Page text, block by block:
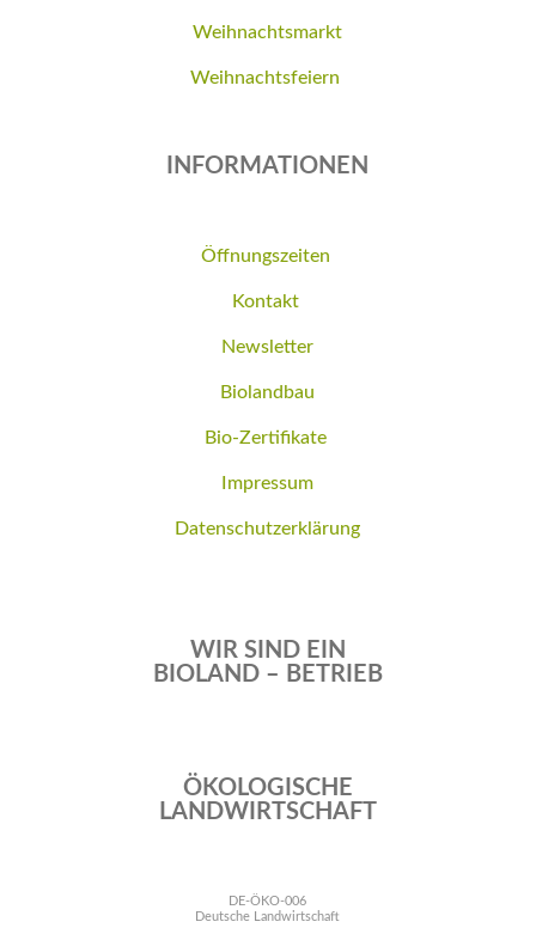
Weihnachtsmarkt
Weihnachtsfeiern
INFORMATIONEN
Öffnungszeiten
Kontakt
Newsletter
Biolandbau
Bio-Zertifikate
Impressum
Datenschutzerklärung
WIR SIND EIN
BIOLAND – BETRIEB
ÖKOLOGISCHE
LANDWIRTSCHAFT
DE-ÖKO-006
Deutsche Landwirtschaft